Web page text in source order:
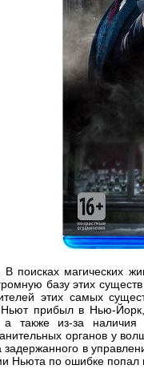
В поисках магических
базу этих
этих самых
прибыл в Нью-
а также из-за
органов у
задержанного в
Ньюта по ошибке попал